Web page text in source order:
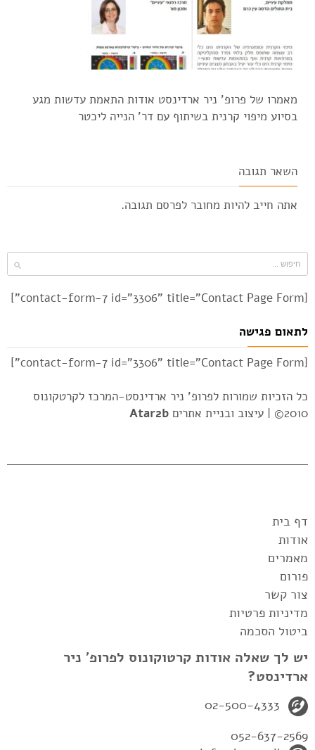
מאמרו של פרופ' ניר ארדינסט אודות התאמת עדשות מגע
בסיוע מיפוי קרנית בשיתוף עם דר' הנייה ליכטר
השאר תגובה
אתה חייב להיות מחובר לפרסם תגובה.
[contact-form-7 id="3306" title="Contact Page Form"]
לתאום פגישה
[contact-form-7 id="3306" title="Contact Page Form"]
כל הזכיות שמורות לפרופ' ניר ארדינסט-המרכז לקרטקונוס
2010© |
עיצוב ובניית אתרים Atar2b
דף בית
אודות
מאמרים
פורום
צור קשר
מדיניות פרטיות
ביטול הסכמה
יש לך שאלה אודות קרטוקונוס לפרופ' ניר
ארדינסט?
02-500-4333
052-637-2569